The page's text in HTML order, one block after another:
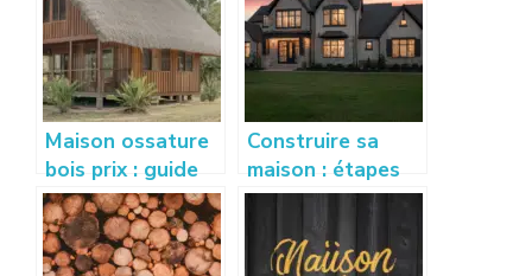
Maison ossature
bois prix : guide
complet pour
estimer votre
budget
Construire sa
maison : étapes
clés et conseils
réussir son projet